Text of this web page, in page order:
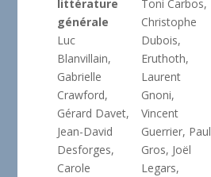
littérature
générale
Luc
Blanvillain,
Gabrielle
Crawford,
Gérard Davet,
Jean-David
Desforges,
Carole
Toni Carbos,
Christophe
Dubois,
Eruthoth,
Laurent
Gnoni,
Vincent
Guerrier, Paul
Gros, Joël
Legars,